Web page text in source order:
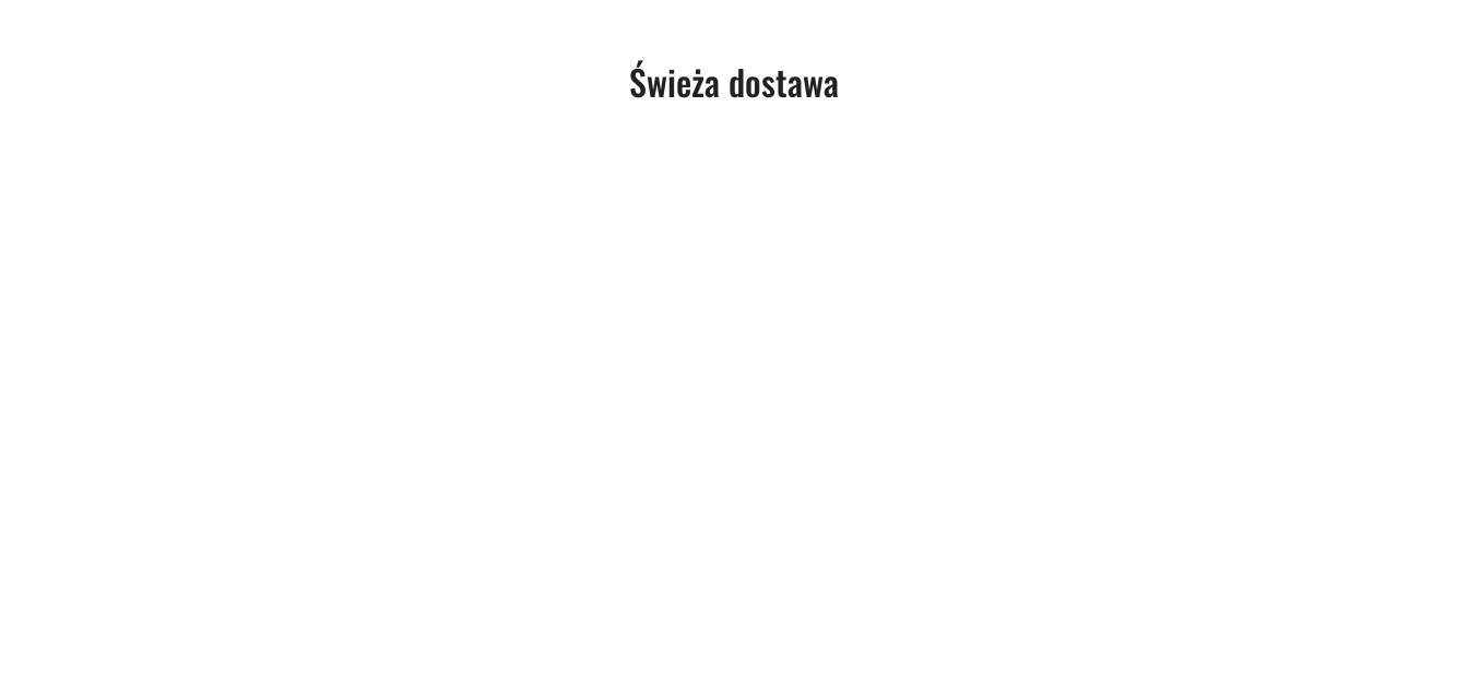
Produkty
Świeża dostawa